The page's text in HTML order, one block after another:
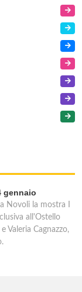
gennaio
Novoli la mostra I
all'Ostello
Valeria Cagnazzo,
la 38ª Sagra